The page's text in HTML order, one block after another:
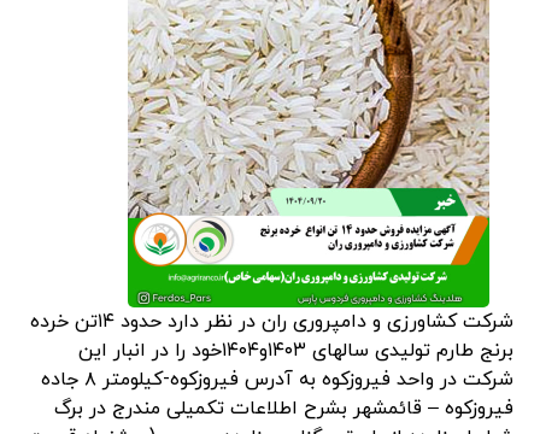
شرکت کشاورزی و دامپروری ران در نظر دارد حدود ۱۴تن خرده
برنج طارم تولیدی سالهای ۱۴۰۳و۱۴۰۴خود را در انبار این
شرکت در واحد فیروزکوه به آدرس فیروزکوه-کیلومتر ۸ جاده
فیروزکوه – قائمشهر بشرح اطلاعات تکمیلی مندرج در برگ